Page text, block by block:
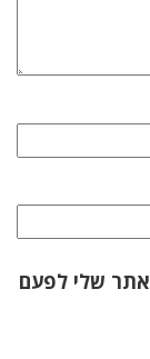
שלי לפעם